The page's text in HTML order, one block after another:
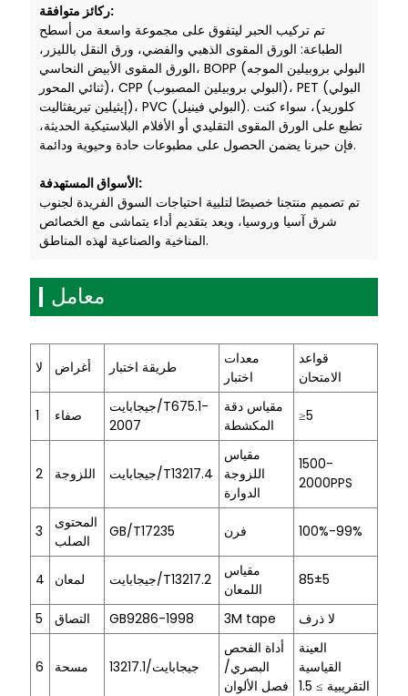
ركائز متوافقة:
تم تركيب الحبر ليتفوق على مجموعة واسعة من أسطح
الطباعة: الورق المقوى الذهبي والفضي، ورق النقل بالليزر،
الورق المقوى الأبيض النحاسي، BOPP (البولي بروبيلين الموجه
ثنائي المحور)، CPP (البولي بروبيلين المصبوب)، PET (البولي
إيثيلين تيريفثاليت)، PVC (البولي فينيل). كلوريد)، سواء كنت
تطبع على الورق المقوى التقليدي أو الأفلام البلاستيكية الحديثة،
فإن حبرنا يضمن الحصول على مطبوعات حادة وحيوية ودائمة.
الأسواق المستهدفة:
تم تصميم منتجنا خصيصًا لتلبية احتياجات السوق الفريدة لجنوب
شرق آسيا وروسيا، ويعد بتقديم أداء يتماشى مع الخصائص
المناخية والصناعية لهذه المناطق.
معامل
لا أغراض طريقة اختبار
معدات
اختبار
قواعد
الامتحان
1 صفاء
جيجابايت/T675.1-
2007
مقياس دقة
المكشطة
≥5
2 اللزوجة جيجابايت/T13217.4
مقياس
اللزوجة
الدوارة
1500-
2000PPS
3
المحتوى
الصلب
GB/T17235 فرن 100%-99%
4 لمعان جيجابايت/T13217.2
مقياس
اللمعان
85±5
5 التصاق GB9286-1998 3M tape لا ذرف
6 مسحة جيجابايت/13217.1
أداة الفحص
البصري/
فصل الألوان
العينة
القياسية
التقريبية ≥ 1.5